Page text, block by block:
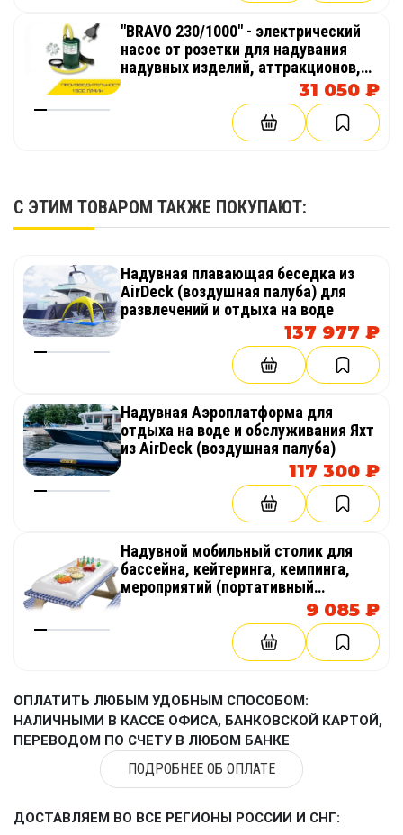
"BRAVO 230/1000" - электрический
насос от розетки для надувания
надувных изделий, аттракционов,
31 050 ₽
С ЭТИМ ТОВАРОМ ТАКЖЕ ПОКУПАЮТ:
Надувная плавающая беседка из
AirDeck (воздушная палуба) для
развлечений и отдыха на воде
137 977 ₽
Надувная Аэроплатформа для
отдыха на воде и обслуживания Яхт
из AirDeck (воздушная палуба)
117 300 ₽
Надувной мобильный столик для
бассейна, кейтеринга, кемпинга,
мероприятий (портативный
9 085 ₽
ОПЛАТИТЬ ЛЮБЫМ УДОБНЫМ СПОСОБОМ:
НАЛИЧНЫМИ В КАССЕ ОФИСА, БАНКОВСКОЙ КАРТОЙ,
ПЕРЕВОДОМ ПО СЧЕТУ В ЛЮБОМ БАНКЕ
ПОДРОБНЕЕ ОБ ОПЛАТЕ
ДОСТАВЛЯЕМ ВО ВСЕ РЕГИОНЫ РОССИИ И СНГ: